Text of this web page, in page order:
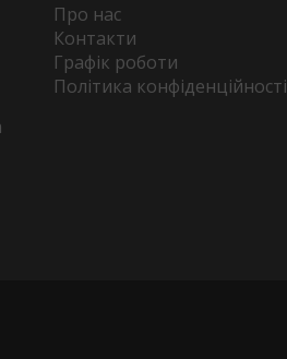
Про нас
Контакти
Графік роботи
Політика конфіденційності